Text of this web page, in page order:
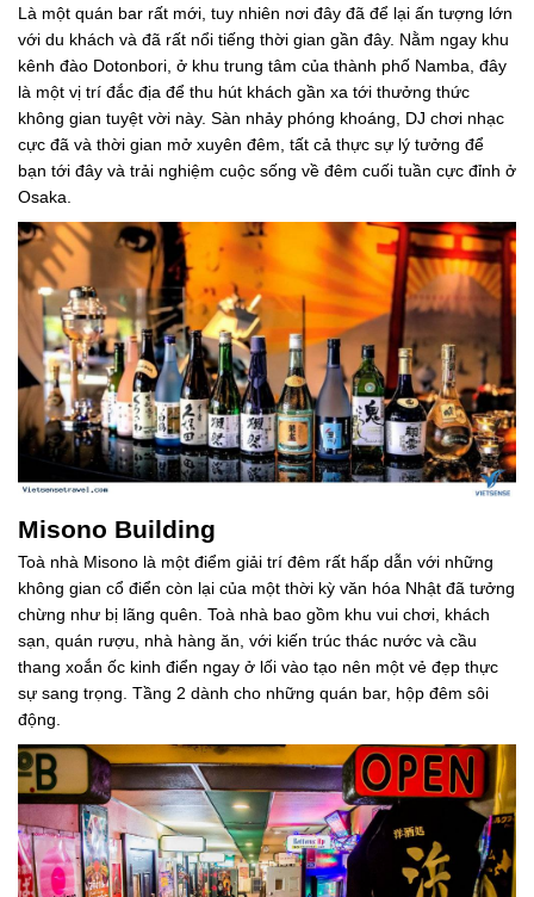
Là một quán bar rất mới, tuy nhiên nơi đây đã để lại ấn tượng lớn
với du khách và đã rất nổi tiếng thời gian gần đây. Nằm ngay khu
kênh đào Dotonbori, ở khu trung tâm của thành phố Namba, đây
là một vị trí đắc địa để thu hút khách gần xa tới thưởng thức
không gian tuyệt vời này. Sàn nhảy phóng khoáng, DJ chơi nhạc
cực đã và thời gian mở xuyên đêm, tất cả thực sự lý tưởng để
bạn tới đây và trải nghiệm cuộc sống về đêm cuối tuần cực đỉnh ở
Osaka.
Misono Building
Toà nhà Misono là một điểm giải trí đêm rất hấp dẫn với những
không gian cổ điển còn lại của một thời kỳ văn hóa Nhật đã tưởng
chừng như bị lãng quên. Toà nhà bao gồm khu vui chơi, khách
sạn, quán rượu, nhà hàng ăn, với kiến trúc thác nước và cầu
thang xoắn ốc kinh điển ngay ở lối vào tạo nên một vẻ đẹp thực
sự sang trọng. Tầng 2 dành cho những quán bar, hộp đêm sôi
động.